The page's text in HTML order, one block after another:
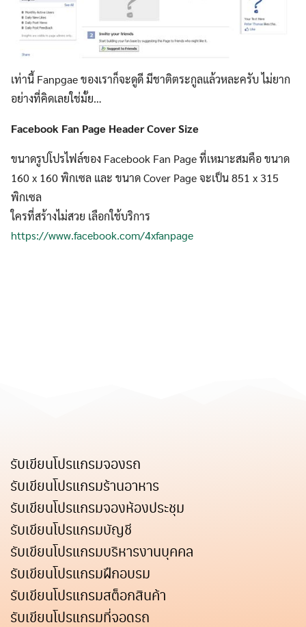
เท่านี้ Fanpgae ของเราก็จะดูดี มีชาติตระกูลแล้วหละครับ ไม่ยาก
อย่างที่คิดเลยใช่มั้ย…
Facebook Fan Page Header Cover Size
ขนาดรูปโปรไฟล์ของ Facebook Fan Page ที่เหมาะสมคือ ขนาด
160 x 160 พิกเซล และ ขนาด Cover Page จะเป็น 851 x 315
พิกเซล
ใครที่สร้างไม่สวย เลือกใช้บริการ
https://www.facebook.com/4xfanpage
รับเขียนโปรแกรมจองรถ
รับเขียนโปรแกรมร้านอาหาร
รับเขียนโปรแกรมจองห้องประชุม
รับเขียนโปรแกรมบัญชี
รับเขียนโปรแกรมบริหารงานบุคคล
รับเขียนโปรแกรมฝึกอบรม
รับเขียนโปรแกรมสต็อกสินค้า
รับเขียนโปรแกรมที่จอดรถ